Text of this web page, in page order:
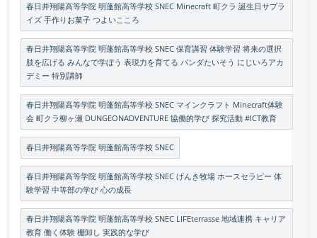
春日井翔陽高等学院 明蓬館高等学校 SNEC Minecraft 町クラ 誕生日サプラ
イズ 手作りお菓子 つよいこころ
春日井翔陽高等学院 明蓬館高等学校 SNEC 保育講習 体験学習 将来の選択
肢を広げる みんなで学ぼう 表現力を育てる パンダたいそう にじいろアカ
デミー 特別講師
春日井翔陽高等学院 明蓬館高等学校 SNEC マインクラフト Minecraft体験
会 町クラ柳ヶ瀬 DUNGEONADVENTURE 協働的学び 探究活動 #ICT教育
春日井翔陽高等学院 明蓬館高等学校 SNEC
春日井翔陽高等学院 明蓬館高等学校 SNEC げんき牧場 ホースセラピー 体
験学習 中等部の学び 心の成長
春日井翔陽高等学院 明蓬館高等学校 SNEC LIFEterrasse 地域連携 キャリア
教育 働く体験 棚卸し 実践的な学び